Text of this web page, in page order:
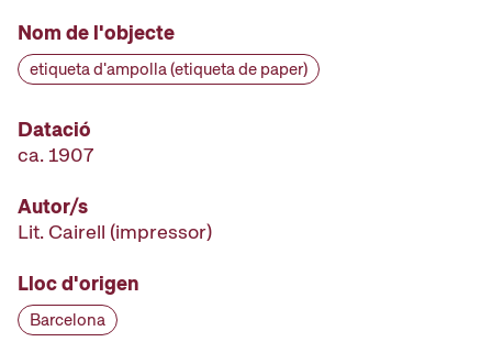
Nom de l'objecte
etiqueta d'ampolla (etiqueta de paper)
Datació
ca. 1907
Autor/s
Lit. Cairell (impressor)
Lloc d'origen
Barcelona